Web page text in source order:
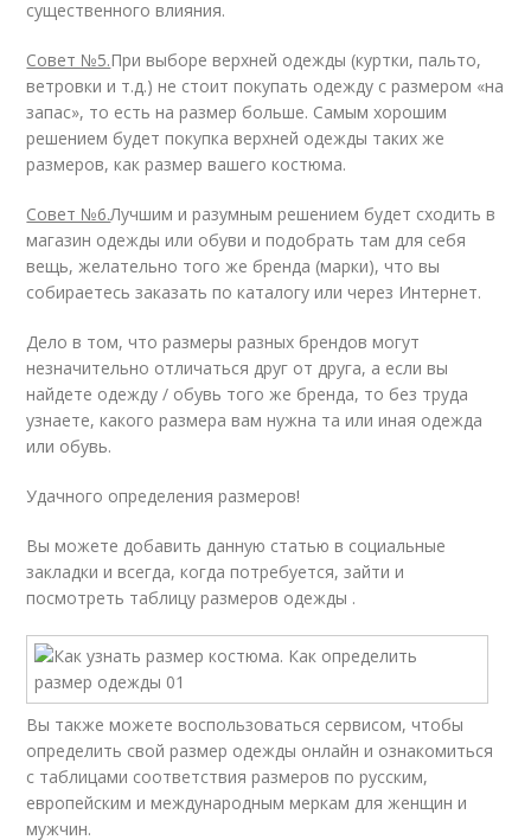
существенного влияния.
Совет №5.При выборе верхней одежды (куртки, пальто,
ветровки и т.д.) не стоит покупать одежду с размером «на
запас», то есть на размер больше. Самым хорошим
решением будет покупка верхней одежды таких же
размеров, как размер вашего костюма.
Совет №6.Лучшим и разумным решением будет сходить в
магазин одежды или обуви и подобрать там для себя
вещь, желательно того же бренда (марки), что вы
собираетесь заказать по каталогу или через Интернет.
Дело в том, что размеры разных брендов могут
незначительно отличаться друг от друга, а если вы
найдете одежду / обувь того же бренда, то без труда
узнаете, какого размера вам нужна та или иная одежда
или обувь.
Удачного определения размеров!
Вы можете добавить данную статью в социальные
закладки и всегда, когда потребуется, зайти и
посмотреть таблицу размеров одежды .
Вы также можете воспользоваться сервисом, чтобы
определить свой размер одежды онлайн и ознакомиться
с таблицами соответствия размеров по русским,
европейским и международным меркам для женщин и
мужчин.